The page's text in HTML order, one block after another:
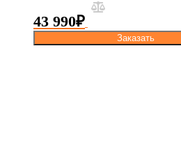
43 990₽
Заказать